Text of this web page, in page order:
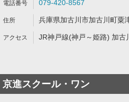
079-420-8567
兵庫県加古川市加古川町粟
JR神戸線(神戸～姫路) 加古
京進スクール・ワン